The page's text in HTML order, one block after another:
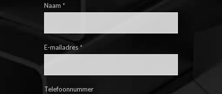
Naam *
E-mailadres *
Telefoonnummer